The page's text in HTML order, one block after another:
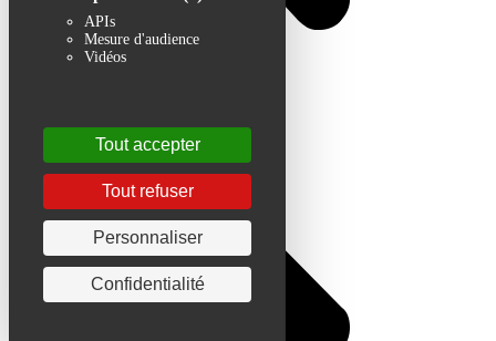
APIs
Mesure d'audience
Vidéos
Tout accepter
Tout refuser
Personnaliser
Confidentialité